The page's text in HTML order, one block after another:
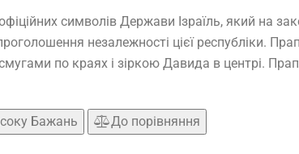
символів Держави Ізраїль, який на
незалежності цієї республіки.
по краях і зіркою Давида в центрі.
Бажань
До порівняння